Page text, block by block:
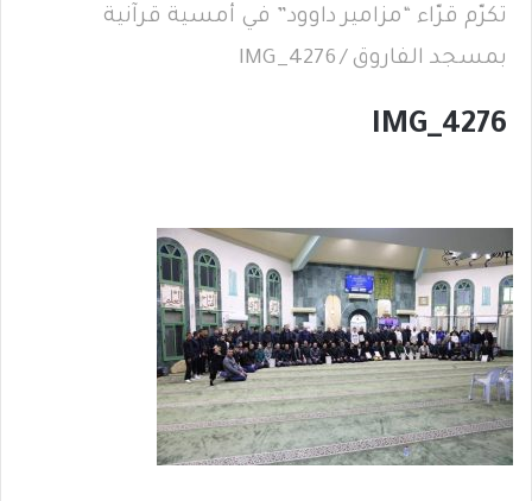
تكرّم قرّاء “مزامير داوود” في أمسية قرآنية
بمسجد الفاروق /
IMG_4276
IMG_4276